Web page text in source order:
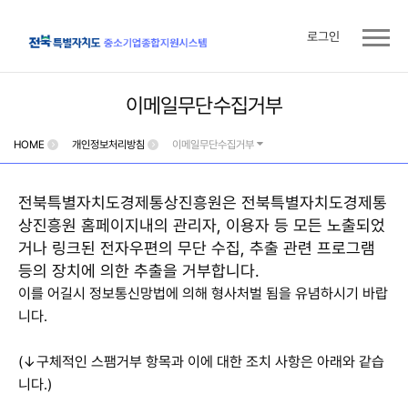
로그인
이메일무단수집거부
HOME 개인정보처리방침 이메일무단수집거부
전북특별자치도경제통상진흥원은 전북특별자치도경제통
상진흥원 홈페이지내의 관리자, 이용자 등 모든 노출되었
거나 링크된 전자우편의 무단 수집, 추출 관련 프로그램
등의 장치에 의한 추출을 거부합니다.
이를 어길시 정보통신망법에 의해 형사처벌 됨을 유념하시기 바랍
니다.
(↓구체적인 스팸거부 항목과 이에 대한 조치 사항은 아래와 같습
니다.)